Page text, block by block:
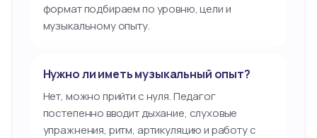
формат подбираем по уровню, цели и
музыкальному опыту.
Нужно ли иметь музыкальный опыт?
Нет, можно прийти с нуля. Педагог
постепенно вводит дыхание, слуховые
упражнения, ритм, артикуляцию и работу с